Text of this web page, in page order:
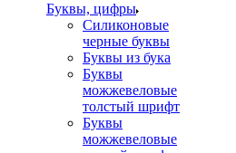
Буквы, цифры
Силиконовые
черные буквы
Буквы из бука
Буквы
можжевеловые
толстый шрифт
Буквы
можжевеловые